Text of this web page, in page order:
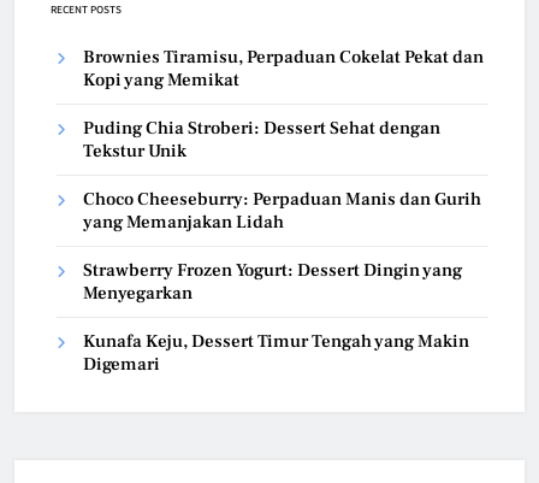
RECENT POSTS
Brownies Tiramisu, Perpaduan Cokelat Pekat dan
Kopi yang Memikat
Puding Chia Stroberi: Dessert Sehat dengan
Tekstur Unik
Choco Cheeseburry: Perpaduan Manis dan Gurih
yang Memanjakan Lidah
Strawberry Frozen Yogurt: Dessert Dingin yang
Menyegarkan
Kunafa Keju, Dessert Timur Tengah yang Makin
Digemari